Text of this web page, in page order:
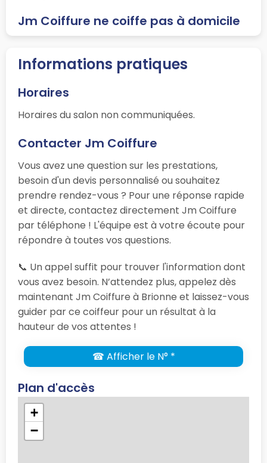
Jm Coiffure ne coiffe pas à domicile
Informations pratiques
Horaires
Horaires du salon non communiquées.
Contacter Jm Coiffure
Vous avez une question sur les prestations,
besoin d'un devis personnalisé ou souhaitez
prendre rendez-vous ? Pour une réponse rapide
et directe, contactez directement Jm Coiffure
par téléphone ! L'équipe est à votre écoute pour
répondre à toutes vos questions.
📞 Un appel suffit pour trouver l'information dont
vous avez besoin. N’attendez plus, appelez dès
maintenant Jm Coiffure à Brionne et laissez-vous
guider par ce coiffeur pour un résultat à la
hauteur de vos attentes !
☎ Afficher le N° *
Plan d'accès
+
−